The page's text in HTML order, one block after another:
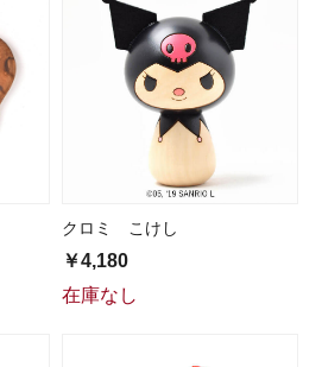
クロミ こけし
￥4,180
在庫なし